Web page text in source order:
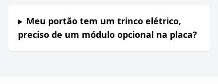
Meu portão tem um trinco elétrico,
preciso de um módulo opcional na placa?